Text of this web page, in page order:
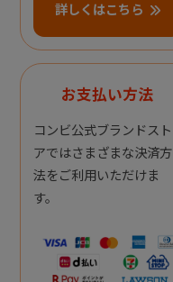
詳しくはこちら
お支払い方法
コンビ公式ブランドスト
アではさまざまな決済方
法をご利用いただけま
す。